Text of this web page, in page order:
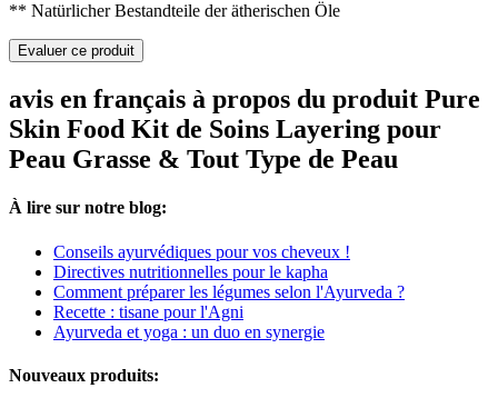
** Natürlicher Bestandteile der ätherischen Öle
Evaluer ce produit
avis en français à propos du produit Pure
Skin Food Kit de Soins Layering pour
Peau Grasse & Tout Type de Peau
À lire sur notre blog:
Conseils ayurvédiques pour vos cheveux !
Directives nutritionnelles pour le kapha
Comment préparer les légumes selon l'Ayurveda ?
Recette : tisane pour l'Agni
Ayurveda et yoga : un duo en synergie
Nouveaux produits: